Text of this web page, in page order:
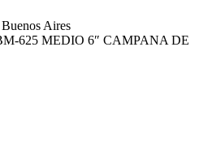
Aires
625 MEDIO 6″ CAMPANA DE